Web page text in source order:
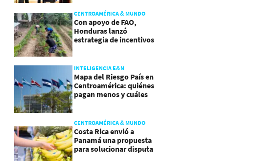
CENTROAMÉRICA & MUNDO
Con apoyo de FAO,
Honduras lanzó
estrategia de incentivos
INTELIGENCIA E&N
Mapa del Riesgo País en
Centroamérica: quiénes
pagan menos y cuáles
CENTROAMÉRICA & MUNDO
Costa Rica envió a
Panamá una propuesta
para solucionar disputa